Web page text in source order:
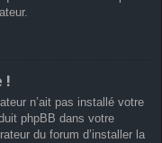
!
n’ait pas installé votre
phpBB dans votre
du forum d’installer la